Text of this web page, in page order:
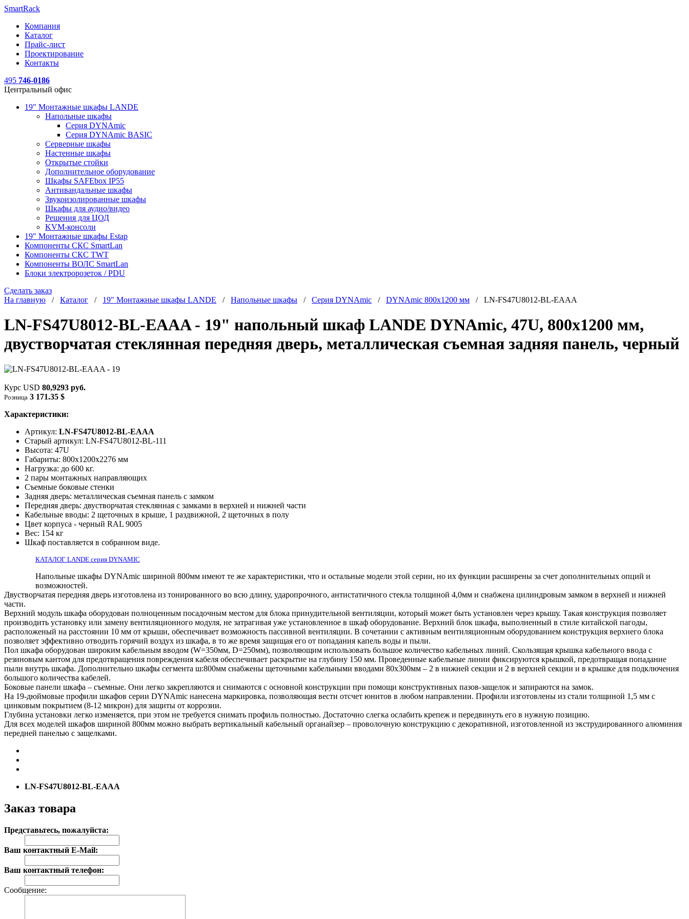
SmartRack
Компания
Каталог
Прайс-лист
Проектирование
Контакты
495 746-0186
Центральный офис
19" Монтажные шкафы LANDE
Напольные шкафы
Серия DYNAmic
Серия DYNAmic BASIC
Серверные шкафы
Настенные шкафы
Открытые стойки
Дополнительное оборудование
Шкафы SAFEbox IP55
Антивандальные шкафы
Звукоизолированные шкафы
Шкафы для аудио/видео
Решения для ЦОД
KVM-консоли
19" Монтажные шкафы Estap
Компоненты СКС SmartLan
Компоненты СКС TWT
Компоненты ВОЛС SmartLan
Блоки электророзеток / PDU
Сделать заказ
На главную / Каталог / 19" Монтажные шкафы LANDE / Напольные шкафы / Серия DYNAmic / DYNAmic 800x1200 мм / LN-FS47U8012-BL-EAAA
LN-FS47U8012-BL-EAAA - 19" напольный шкаф LANDE DYNAmic, 47U, 800x1200 мм,
двустворчатая стеклянная передняя дверь, металлическая съемная задняя панель, черный
Курс USD 80,9293 руб.
Розница 3 171.35 $
Характеристики:
Артикул: LN-FS47U8012-BL-EAAA
Старый артикул: LN-FS47U8012-BL-111
Высота: 47U
Габариты: 800х1200x2276 мм
Нагрузка: до 600 кг.
2 пары монтажных направляющих
Съемные боковые стенки
Задняя дверь: металлическая съемная панель с замком
Передняя дверь: двустворчатая стеклянная с замками в верхней и нижней части
Кабельные вводы: 2 щеточных в крыше, 1 раздвижной, 2 щеточных в полу
Цвет корпуса - черный RAL 9005
Вес: 154 кг
Шкаф поставляется в собранном виде.
КАТАЛОГ LANDE серия DYNAMIC
Напольные шкафы DYNAmic шириной 800мм имеют те же характеристики, что и остальные модели этой серии, но их функции расширены за счет дополнительных опций и
возможностей.
Двустворчатая передняя дверь изготовлена из тонированного во всю длину, ударопрочного, антистатичного стекла толщиной 4,0мм и снабжена цилиндровым замком в верхней и нижней
части.
Верхний модуль шкафа оборудован полноценным посадочным местом для блока принудительной вентиляции, который может быть установлен через крышу. Такая конструкция позволяет
производить установку или замену вентиляционного модуля, не затрагивая уже установленное в шкаф оборудование. Верхний блок шкафа, выполненный в стиле китайской пагоды,
расположеный на расстоянии 10 мм от крыши, обеспечивает возможность пассивной вентиляции. В сочетании с активным вентиляционным оборудованием конструкция верхнего блока
позволяет эффективно отводить горячий воздух из шкафа, в то же время защищая его от попадания капель воды и пыли.
Пол шкафа оборудован широким кабельным вводом (W=350мм, D=250мм), позволяющим использовать большое количество кабельных линий. Скользящая крышка кабельного ввода с
резиновым кантом для предотвращения повреждения кабеля обеспечивает раскрытие на глубину 150 мм. Проведенные кабельные линии фиксируются крышкой, предотвращая попадание
пыли внутрь шкафа. Дополнительно шкафы сегмента ш:800мм снабжены щеточными кабельными вводами 80х300мм – 2 в нижней секции и 2 в верхней секции и в крышке для подключения
большого количества кабелей.
Боковые панели шкафа – съемные. Они легко закрепляются и снимаются с основной конструкции при помощи конструктивных пазов-защелок и запираются на замок.
На 19-дюймовые профили шкафов серии DYNAmic нанесена маркировка, позволяющая вести отсчет юнитов в любом направлении. Профили изготовлены из стали толщиной 1,5 мм с
цинковым покрытием (8-12 микрон) для защиты от коррозии.
Глубина установки легко изменяется, при этом не требуется снимать профиль полностью. Достаточно слегка ослабить крепеж и передвинуть его в нужную позицию.
Для всех моделей шкафов шириной 800мм можно выбрать вертикальный кабельный органайзер – проволочную конструкцию с декоративной, изготовленной из экструдированного алюминия
передней панелью с защелками.
LN-FS47U8012-BL-EAAA
Заказ товара
Представьтесь, пожалуйста:
Ваш контактный E-Mail:
Ваш контактный телефон:
Сообщение: